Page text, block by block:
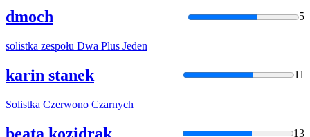
dmoch 5
solistka zespołu Dwa Plus Jeden
karin stanek 11
Solistka Czerwono Czarnych
beata kozidrak 13